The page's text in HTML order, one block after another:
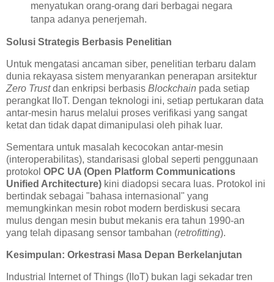
menyatukan orang-orang dari berbagai negara
tanpa adanya penerjemah.
Solusi Strategis Berbasis Penelitian
Untuk mengatasi ancaman siber, penelitian terbaru dalam
dunia rekayasa sistem menyarankan penerapan arsitektur
Zero Trustdan enkripsi berbasis Blockchain pada setiap
perangkat IIoT. Dengan teknologi ini, setiap pertukaran data
antar-mesin harus melalui proses verifikasi yang sangat
ketat dan tidak dapat dimanipulasi oleh pihak luar.
Sementara untuk masalah kecocokan antar-mesin
(interoperabilitas), standarisasi global seperti penggunaan
protokol OPC UA (Open Platform Communications
Unified Architecture) kini diadopsi secara luas. Protokol ini
bertindak sebagai "bahasa internasional" yang
memungkinkan mesin robot modern berdiskusi secara
mulus dengan mesin bubut mekanis era tahun 1990-an
yang telah dipasang sensor tambahan (retrofitting).
Kesimpulan: Orkestrasi Masa Depan Berkelanjutan
Industrial Internet of Things (IIoT) bukan lagi sekadar tren